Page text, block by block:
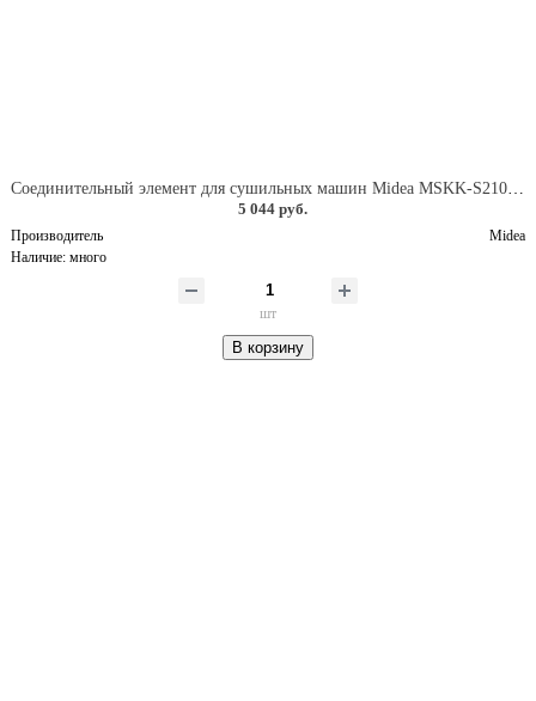
5 044 руб.
Производитель
Midea
Наличие: много
шт
В корзину